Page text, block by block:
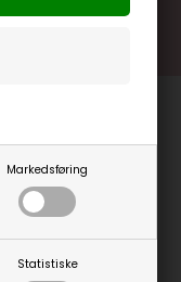
Markedsføring
Statistiske